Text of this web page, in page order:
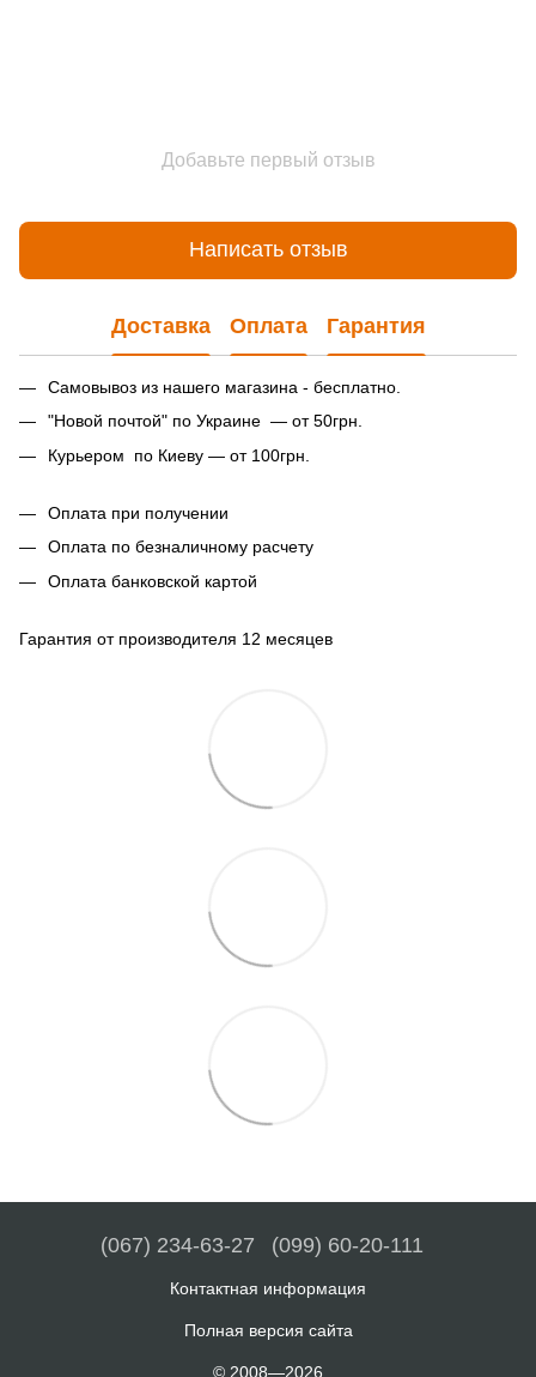
Добавьте первый отзыв
Написать отзыв
Доставка Оплата Гарантия
Самовывоз из нашего магазина - бесплатно.
"Новой почтой" по Украине — от 50грн.
Курьером по Киеву — от 100грн.
Оплата при получении
Оплата по безналичному расчету
Оплата банковской картой
Гарантия от производителя 12 месяцев
(067) 234-63-27 (099) 60-20-111
Контактная информация
Полная версия сайта
© 2008—2026